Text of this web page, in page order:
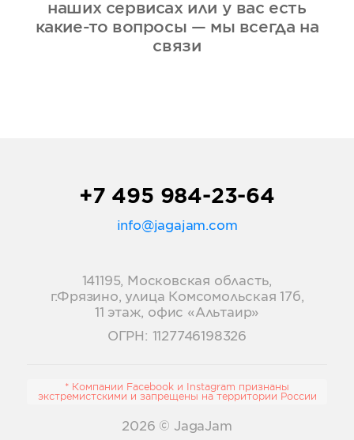
наших сервисах или у вас есть
какие-то вопросы — мы всегда на
связи
+7 495 984-23-64
info@jagajam.com
141195, Московская область,
г.Фрязино, улица Комсомольская 17б,
11 этаж, офис «Альтаир»
ОГРН: 1127746198326
* Компании Facebook и Instagram признаны
экстремистскими и запрещены на территории России
2026 © JagaJam